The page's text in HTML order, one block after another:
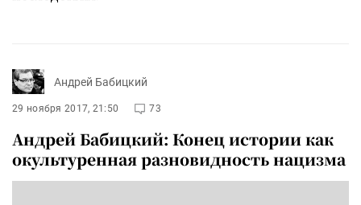
Андрей Бабицкий
29 ноября 2017, 21:50 73
Андрей Бабицкий: Конец истории как
окультуренная разновидность нацизма